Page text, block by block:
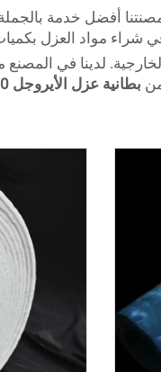
شراء مواد العزل
لدينا في
بطانية عزل الأيروجل 350℃